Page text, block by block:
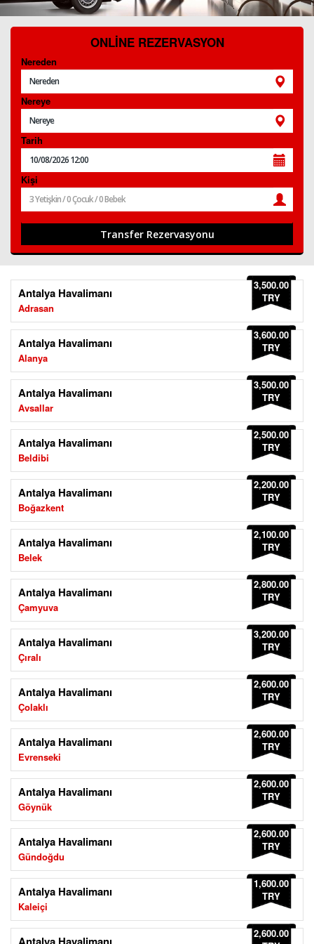
İLETİŞİM
ÜYE GİRİŞİ / KAYIT
ONLİNE REZERVASYON
Nereden
Nereye
Tarih
Kişi
Antalya Havalimanı
Adrasan
3,500.00
TRY
Antalya Havalimanı
Alanya
3,600.00
TRY
Antalya Havalimanı
Avsallar
3,500.00
TRY
Antalya Havalimanı
Beldibi
2,500.00
TRY
Antalya Havalimanı
Boğazkent
2,200.00
TRY
Antalya Havalimanı
Belek
2,100.00
TRY
Antalya Havalimanı
Çamyuva
2,800.00
TRY
Antalya Havalimanı
Çıralı
3,200.00
TRY
Antalya Havalimanı
Çolaklı
2,600.00
TRY
Antalya Havalimanı
Evrenseki
2,600.00
TRY
Antalya Havalimanı
Göynük
2,600.00
TRY
Antalya Havalimanı
Gündoğdu
2,600.00
TRY
Antalya Havalimanı
Kaleiçi
1,600.00
TRY
2,600.00